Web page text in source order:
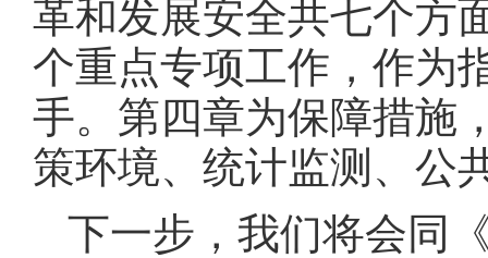
革和发展安全共七个方
个重点专项工作，作为
手。第四章为保障措施
策环境、统计监测、公
下一步，我们将会同